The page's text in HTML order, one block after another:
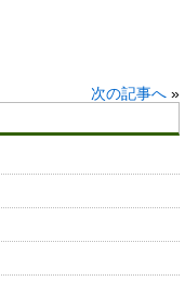
次の記事へ »